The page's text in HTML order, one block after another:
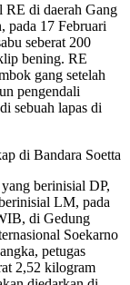
RE di daerah Gang
pada 17 Februari
seberat 200
bening. RE
gang setelah
pengendali
sebuah lapas di
di Bandara Soetta
berinisial DP,
LM, pada
di Gedung
Soekarno
petugas
2,52 kilogram